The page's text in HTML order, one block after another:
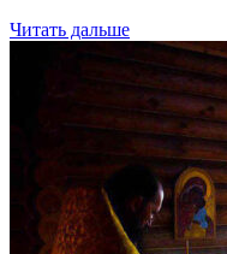
Читать дальше